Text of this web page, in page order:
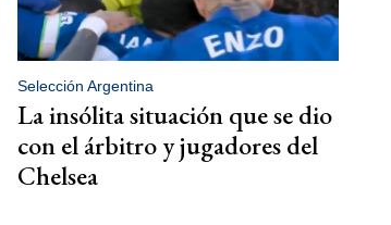
Selección Argentina
La insólita situación que se dio
con el árbitro y jugadores del
Chelsea